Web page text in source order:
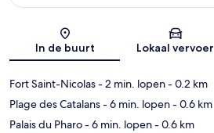
In de buurt Lokaal vervoer
Fort Saint-Nicolas- 2 min. lopen- 0.2 km
Plage des Catalans- 6 min. lopen- 0.6 km
Palais du Pharo- 6 min. lopen- 0.6 km